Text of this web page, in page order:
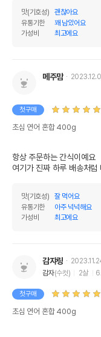
품명 및 모델명
경우 그에 대한 사항
제조자,수입품의 경우
수입자를 함께 표기
전화번호
유통기한
맛(기호성)
괜찮아요
유통기한
꽤 남았어요
가성비
최고에요
메주맘
첫구매
초심 연어 혼합 400g
항상 주문하는 간식이예요
여기가 진짜 하루 배송처럼
맛(기호성)
잘 먹어요
유통기한
아주 넉넉해요
가성비
최고에요
감쟈링
감자(수컷) 2살
첫구매
초심 연어 혼합 400g